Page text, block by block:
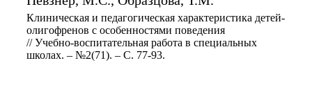
Клиническая и педагогическая характеристика детей-
олигофренов с особенностями поведения
// Учебно-воспитательная работа в специальных
школах. – №2(71). – С. 77-93.